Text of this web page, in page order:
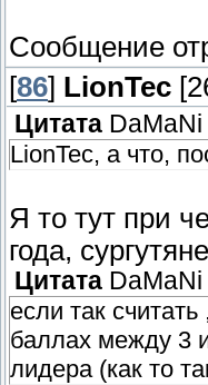
Сообщение
[86] LionTec
Цитата DaMaNi
LionTec, а что,
Я то тут при
года,
Цитата DaMaNi
если так
баллах между 3
лидера (как то